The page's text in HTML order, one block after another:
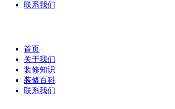
联系我们
首页
关于我们
装修知识
装修百科
联系我们